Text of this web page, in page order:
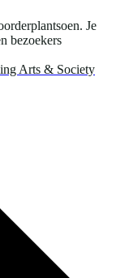
Je
bezoekers
Arts & Society